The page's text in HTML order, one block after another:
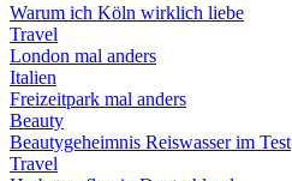
Warum ich Köln wirklich liebe
Travel
London mal anders
Italien
Freizeitpark mal anders
Beauty
Beautygeheimnis Reiswasser im Test
Travel